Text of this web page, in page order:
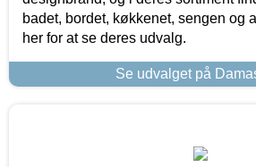
badet, bordet, køkkenet, sengen og
her for at se deres udvalg.
Se udvalget på